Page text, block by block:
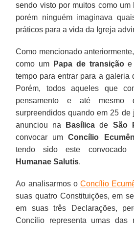
sendo visto por muitos como um
porém ninguém imaginava
práticos para a vida da Igreja
Como mencionado anteriormente,
como um
Papa de transiçãoe
tempo para entrar para a galeria
Porém, todos aqueles que
pensamento e até mesmo
surpreendidos quando em 25 de
anunciou na
Basílica de São
convocar umConcílio
tendo sido este convocado
Humanae Salutis.
Ao analisarmos o Concílio
suas quatro Constituições, em
em suas três Declarações,
Concílio representa umas das